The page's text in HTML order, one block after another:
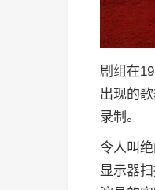
剧组在
出现的
录制。
令人叫
显示器